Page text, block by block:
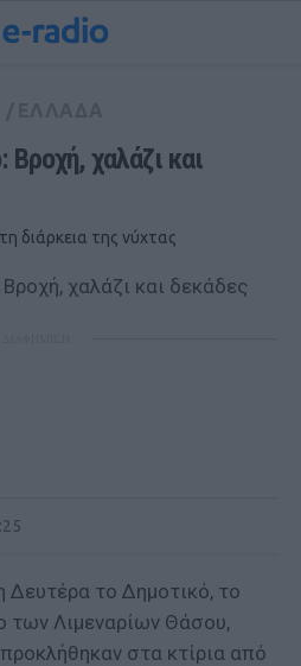
χαλάζι και
διάρκεια της νύχτας
Δευτέρα το Δημοτικό, το
των Λιμεναρίων Θάσου,
στα κτίρια από